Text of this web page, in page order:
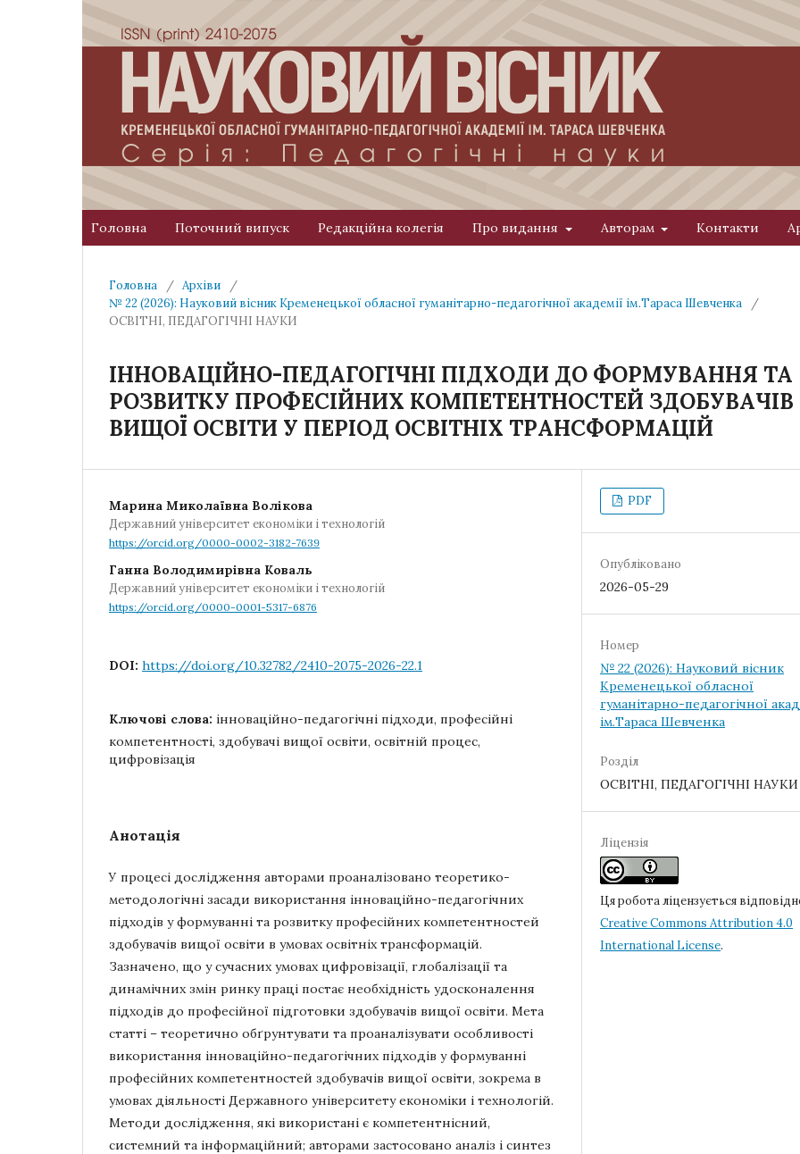
Головна Поточний випуск Редакційна колегія Про видання Авторам Контакти
Головна / Архіви
/
№ 22 (2026): Науковий вісник Кременецької обласної гуманітарно-педагогічної академії ім.Тараса Шевченка
/
ОСВІТНІ, ПЕДАГОГІЧНІ НАУКИ
ІННОВАЦІЙНО-ПЕДАГОГІЧНІ ПІДХОДИ ДО ФОРМУВАННЯ ТА
РОЗВИТКУ ПРОФЕСІЙНИХ КОМПЕТЕНТНОСТЕЙ ЗДОБУВАЧІВ
ВИЩОЇ ОСВІТИ У ПЕРІОД ОСВІТНІХ ТРАНСФОРМАЦІЙ
Марина Миколаївна Волікова
Державний університет економіки і технологій
https://orcid.org/0000-0002-3182-7639
Ганна Володимирівна Коваль
Державний університет економіки і технологій
https://orcid.org/0000-0001-5317-6876
DOI: https://doi.org/10.32782/2410-2075-2026-22.1
Ключові слова: інноваційно-педагогічні підходи, професійні
компетентності, здобувачі вищої освіти, освітній процес,
цифровізація
Анотація
У процесі дослідження авторами проаналізовано теоретико-
методологічні засади використання інноваційно-педагогічних
підходів у формуванні та розвитку професійних компетентностей
здобувачів вищої освіти в умовах освітніх трансформацій.
Зазначено, що у сучасних умовах цифровізації, глобалізації та
динамічних змін ринку праці постає необхідність удосконалення
підходів до професійної підготовки здобувачів вищої освіти. Мета
статті – теоретично обґрунтувати та проаналізувати особливості
використання інноваційно-педагогічних підходів у формуванні
професійних компетентностей здобувачів вищої освіти, зокрема в
умовах діяльності Державного університету економіки і технологій.
Методи дослідження, які використані є компетентнісний,
системний та інформаційний; авторами застосовано аналіз і синтез
PDF
Опубліковано
2026-05-29
Номер
№ 22 (2026): Науковий вісник
Кременецької обласної
гуманітарно-педагогічної
ім.Тараса Шевченка
Розділ
ОСВІТНІ, ПЕДАГОГІЧНІ НАУКИ
Ліцензія
Ця робота ліцензується
Creative Commons Attribution 4.0
International License.